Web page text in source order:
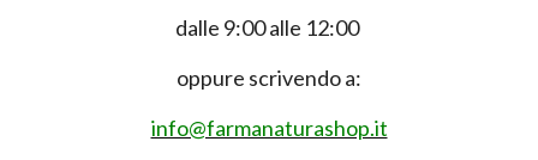
dalle 9:00 alle 12:00
oppure scrivendo a:
info@farmanaturashop.it